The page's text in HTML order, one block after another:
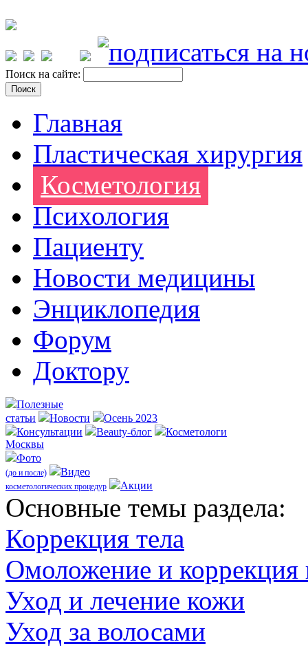
Поиск на сайте:
Главная
Пластическая хирургия
Косметология
Психология
Пациенту
Новости медицины
Энциклопедия
Форум
Доктору
Полезные
статьи
Новости
Осень 2023
Консультации
Beauty-блог
Косметологи
Москвы
Фото
(до и после) Видео
косметологических процедур Акции
Оcновные темы раздела:
Коррекция тела
Омоложение и коррекция
Уход и лечение кожи
Уход за волосами